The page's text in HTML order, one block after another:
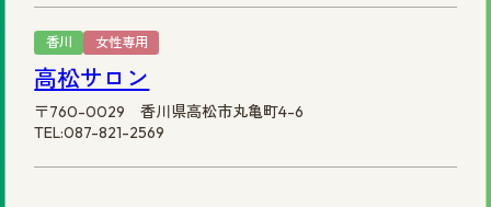
香川 女性専用
高松サロン
〒760-0029 香川県高松市丸亀町4-6
TEL:087-821-2569